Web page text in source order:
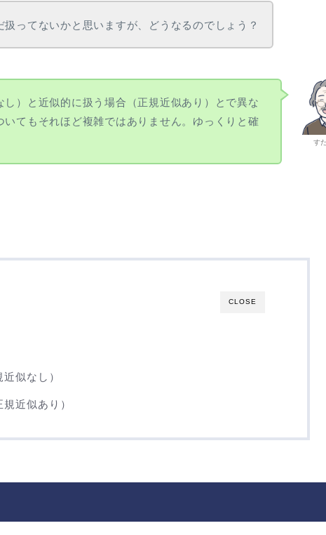
ってないかと思いますが、どうなるのでしょう？
す
）と近似的に扱う場合（正規近似あり）とで異な
いてもそれほど複雑ではありません。ゆっくりと確
CLOSE
似なし）
近似あり）